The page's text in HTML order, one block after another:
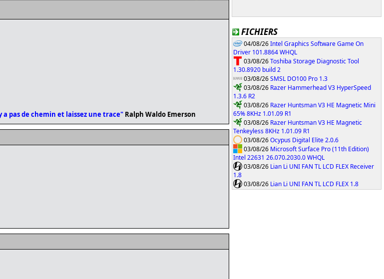
FICHIERS
04/08/26Intel Graphics Software Game On
Driver 101.8864 WHQL
03/08/26Toshiba Storage Diagnostic Tool
1.30.8920 build 2
03/08/26SMSL DO100 Pro 1.3
03/08/26 Razer Hammerhead V3 HyperSpeed
1.3.6 R2
03/08/26 Razer Huntsman V3 HE Magnetic Mini
65% 8KHz 1.01.09 R1
03/08/26 Razer Huntsman V3 HE Magnetic
Tenkeyless 8KHz 1.01.09 R1
03/08/26Ocypus Digital Elite 2.0.6
03/08/26 Microsoft Surface Pro (11th Edition)
Intel 22631 26.070.2030.0 WHQL
03/08/26 Lian Li UNI FAN TL LCD FLEX Receiver
1.8
03/08/26 Lian Li UNI FAN TL LCD FLEX 1.8
pas de chemin et laissez une trace" Ralph Waldo Emerson